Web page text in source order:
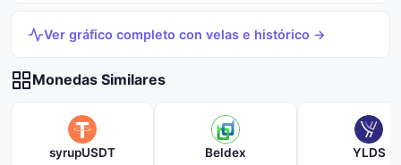
Ver gráfico completo con velas e histórico →
Monedas Similares
syrupUSDT Beldex YLDS